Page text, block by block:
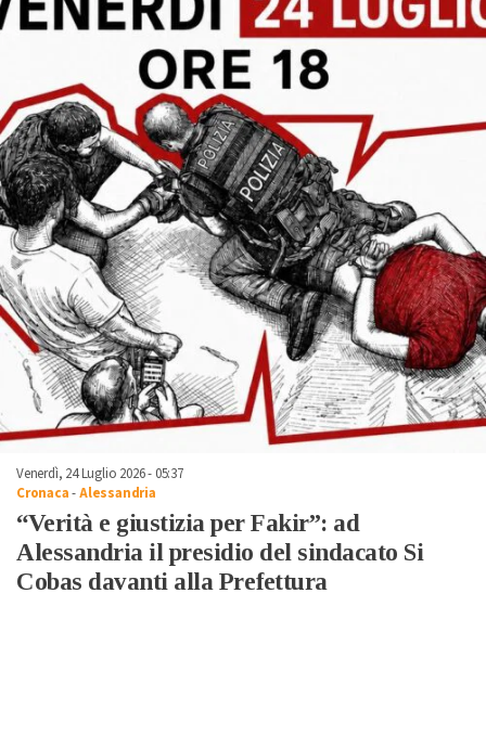
Venerdì, 24 Luglio 2026 - 05:37
Cronaca-Alessandria
“Verità e giustizia per Fakir”: ad
Alessandria il presidio del sindacato Si
Cobas davanti alla Prefettura